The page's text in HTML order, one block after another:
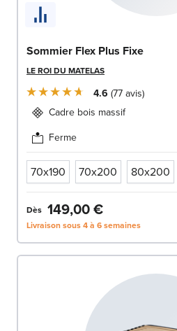
Sommier Flex Plus Fixe
LE ROI DU MATELAS
4.6 77avis
Cadre bois massif
Ferme
70x190 70x200 80x200
Dès 149,00 €
Livraison sous 4 à 6 semaines